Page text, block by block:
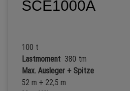
SCE1000A
100 t
Lastmoment 380 tm
Max. Ausleger + Spitze
52 m + 22,5 m